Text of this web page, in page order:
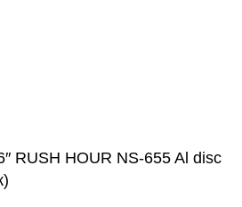
RUSH HOUR NS-655 Al disc